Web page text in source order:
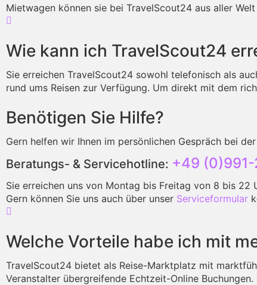
Mietwagen können sie bei TravelScout24 aus aller
Wie kann ich TravelScout24
Sie erreichen TravelScout24 sowohl telefonisch als
rund ums Reisen zur Verfügung. Um direkt mit dem
Benötigen Sie Hilfe?
Gern helfen wir Ihnen im persönlichen Gespräch bei
Beratungs- & Servicehotline: +49
Sie erreichen uns von Montag bis Freitag von 8 bis 22
Gern können Sie uns auch über unser Serviceformular
Welche Vorteile habe ich mit
TravelScout24 bietet als Reise-Marktplatz mit
Veranstalter übergreifende Echtzeit-Online